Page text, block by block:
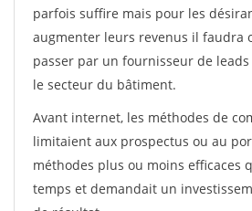
parfois suffire mais pour les
augmenter leurs revenus il faudra
passer par un fournisseur de
le secteur du bâtiment.
Avant internet, les méthodes de
limitaient aux prospectus ou au
méthodes plus ou moins efficaces
temps et demandait un